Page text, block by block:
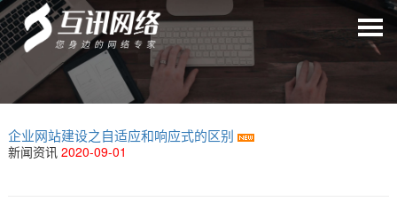
企业网站建设之自适应和响应式的区别
新闻资讯 2020-09-01